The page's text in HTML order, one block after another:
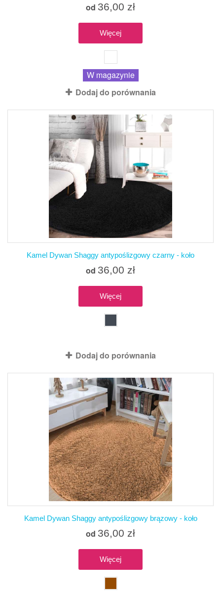
od 36,00 zł
Więcej
W magazynie
Dodaj do porównania
Kamel Dywan Shaggy antypoślizgowy czarny - koło
od 36,00 zł
Więcej
Dodaj do porównania
Kamel Dywan Shaggy antypoślizgowy brązowy - koło
od 36,00 zł
Więcej